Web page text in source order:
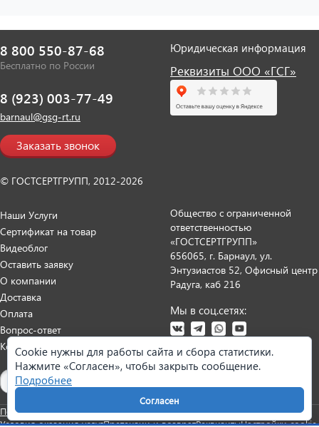
8 800 550-87-68
Бесплатно по России
8 (923) 003-77-49
barnaul@gsg-rt.ru
Заказать звонок
© ГОСТСЕРТГРУПП, 2012-2026
Юридическая информация
Реквизиты ООО «ГСГ»
Наши Услуги
Сертификат на товар
Видеоблог
Оставить заявку
О компании
Доставка
Оплата
Вопрос-ответ
Контакты
Общество с ограниченной
ответственностью
«ГОСТСЕРТГРУПП»
656065, г. Барнаул, ул.
Энтузиастов 52, Офисный центр
Радуга, каб 216
Мы в соц.сетях:
Политика персональных данныхСогласие на обработку данных
Условия оказания услугПретензии и возвратРеквизитыНастройки cookie
Cookie нужны для работы сайта и сбора статистики.
Нажмите «Согласен», чтобы закрыть сообщение.
Подробнее
Согласен